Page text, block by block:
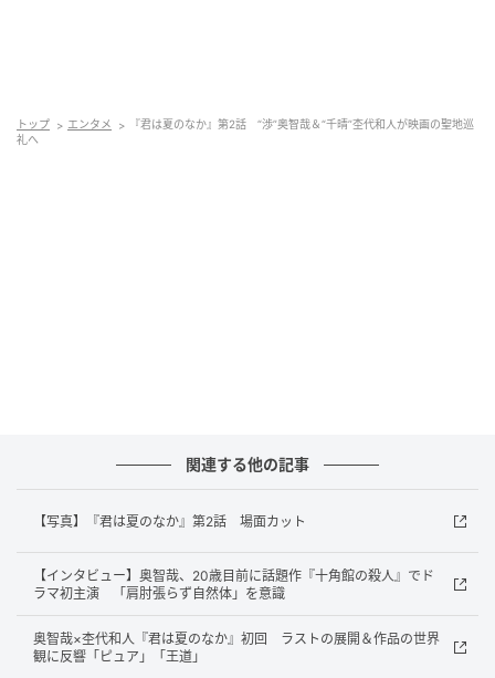
「俺が好きなのは……。今、俺の目の前にいる人」千晴
からの突然の告白に戸惑う渉。千晴は自分の気持ちを
元記事で読む
次の記事
西島秀俊主演『存在のすべてを』、仲村トオ
ル＆斎藤工ら追加キャスト6名解禁 特報映像
公開
トップ エンタメ
『君は夏のなか』第2話 “渉”奥智哉＆“千晴”杢代和人が映画の聖地巡
礼へ
関連する他の記事
【写真】『君は夏のなか』第2話 場面カット
【インタビュー】奥智哉、20歳目前に話題作『十角館の殺人』でド
ラマ初主演 「肩肘張らず自然体」を意識
奥智哉×杢代和人『君は夏のなか』初回 ラストの展開＆作品の世界
観に反響「ピュア」「王道」